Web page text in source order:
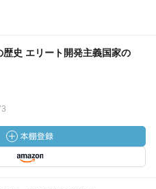
史 エリート開発主義国家の